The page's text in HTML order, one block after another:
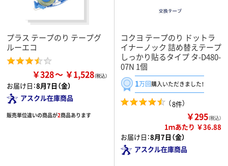
プラス テープのり テープグ
ルーエコ
￥328 ￥1,528
お届け日：8月7日（金）
アスクル在庫商品
販売単位違いの商品が2商品あります
コクヨ テープのり ドットラ
イナーノック 詰め替えテープ
しっかり貼るタイプ タ-D480-
07N 1個
1万回購入いただきました！
（8件）
￥295（税込）
1ｍあたり ￥36.88
お届け日：8月7日（金）
アスクル在庫商品